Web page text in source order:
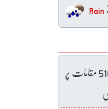
Rain
کل جماعت اسلامی پاکستان کے 510 مقامات پر